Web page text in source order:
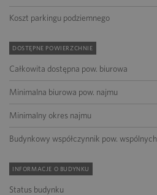
Koszt parkingu podziemnego
DOSTĘPNE POWIERZCHNIE
Całkowita dostępna pow. biurowa
Minimalna biurowa pow. najmu
Minimalny okres najmu
Budynkowy współczynnik pow. wspólnych
INFORMACJE O BUDYNKU
Status budynku